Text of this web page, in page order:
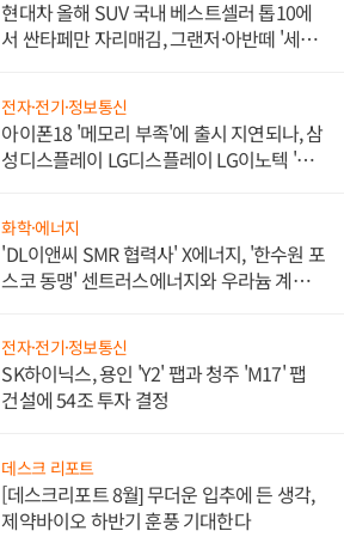
현대차 올해 SUV 국내 베스트셀러 톱10에
서 싼타페만 자리매김, 그랜저·아반떼 '세단
전자·전기·정보통신
아이폰18 '메모리 부족'에 출시 지연되나, 삼
성디스플레이 LG디스플레이 LG이노텍 '탈
화학·에너지
'DL이앤씨 SMR 협력사' X에너지, '한수원 포
스코 동맹' 센트러스에너지와 우라늄 계약
전자·전기·정보통신
SK하이닉스, 용인 'Y2' 팹과 청주 'M17' 팹
건설에 54조 투자 결정
데스크 리포트
[데스크리포트 8월] 무더운 입추에 든 생각,
제약바이오 하반기 훈풍 기대한다